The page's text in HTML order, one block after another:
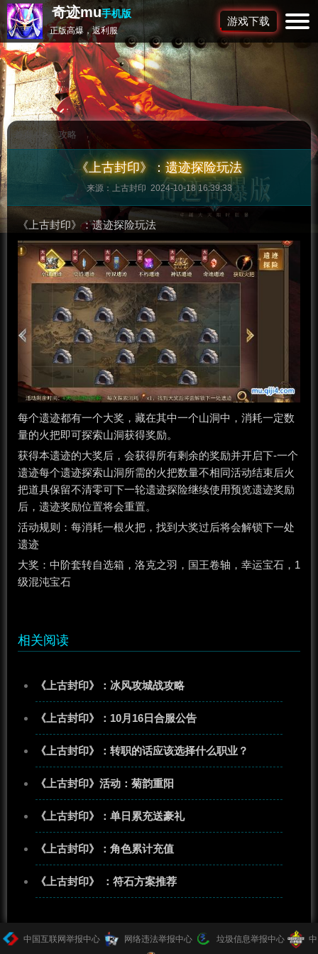
奇迹mu手机版
正版高爆，返利服
游戏下载
首页 > 攻略
《上古封印》：遗迹探险玩法
来源：上古封印 2024-10-18 16:39:33
《上古封印》：遗迹探险玩法
每个遗迹都有一个大奖，藏在其中一个山洞中，消耗一定数
量的火把即可探索山洞获得奖励。
获得本遗迹的大奖后，会获得所有剩余的奖励并开启下-一个
遗迹每个遗迹探索山洞所需的火把数量不相同活动结束后火
把道具保留不清零可下一轮遗迹探险继续使用预览遗迹奖励
后，遗迹奖励位置将会重置。
活动规则：每消耗一根火把，找到大奖过后将会解锁下一处
遗迹
大奖：中阶套转自选箱，洛克之羽，国王卷轴，幸运宝石，1
级混沌宝石
相关阅读
《上古封印》：冰风攻城战攻略
《上古封印》：10月16日合服公告
《上古封印》：转职的话应该选择什么职业？
《上古封印》活动：菊韵重阳
《上古封印》：单日累充送豪礼
《上古封印》：角色累计充值
《上古封印》 ：符石方案推荐
中国互联网举报中心 网络违法举报中心 垃圾信息举报中心 中